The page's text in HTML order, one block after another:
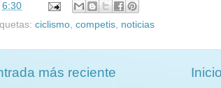
6:30
ciclismo, competis, noticias
más reciente Inicio